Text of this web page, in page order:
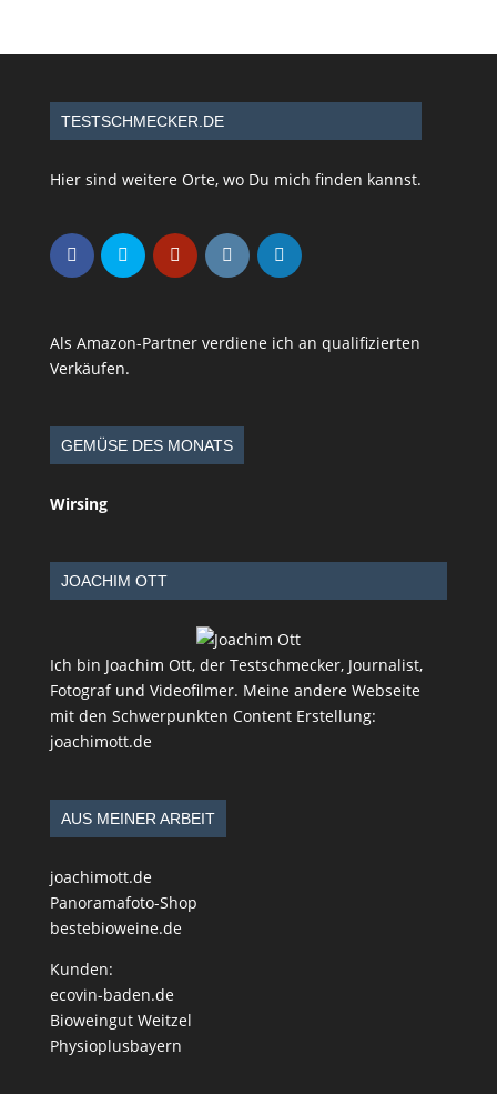
TESTSCHMECKER.DE
Hier sind weitere Orte, wo Du mich finden kannst.
Als Amazon-Partner verdiene ich an qualifizierten
Verkäufen.
GEMÜSE DES MONATS
Wirsing
JOACHIM OTT
Ich bin Joachim Ott, der Testschmecker, Journalist,
Fotograf und Videofilmer. Meine andere Webseite
mit den Schwerpunkten Content Erstellung:
joachimott.de
AUS MEINER ARBEIT
joachimott.de
Panoramafoto-Shop
bestebioweine.de
Kunden:
ecovin-baden.de
Bioweingut Weitzel
Physioplusbayern